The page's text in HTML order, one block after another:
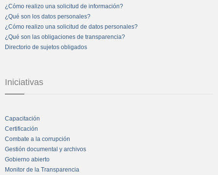
¿Cómo realizo una solicitud de información?
¿Qué son los datos personales?
¿Cómo realizo una solicitud de datos personales?
¿Qué son las obligaciones de transparencia?
Directorio de sujetos obligados
Iniciativas
Capacitación
Certificación
Combate a la corrupción
Gestión documental y archivos
Gobierno abierto
Monitor de la Transparencia